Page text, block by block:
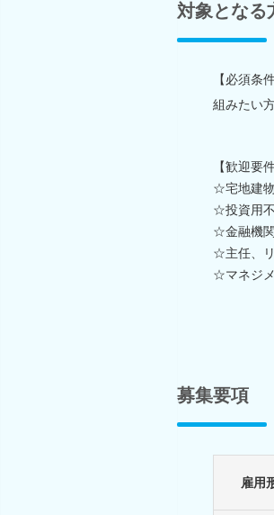
対象となる
【必須
組みたい
【歓迎要件
☆宅地建
☆投資用
☆金融機
☆主任、
☆マネジ
募集要項
雇用